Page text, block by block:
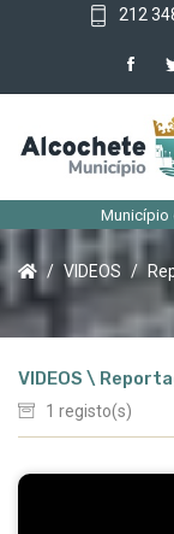
212
Município
VIDEOS
VIDEOS \
1 registo(s)